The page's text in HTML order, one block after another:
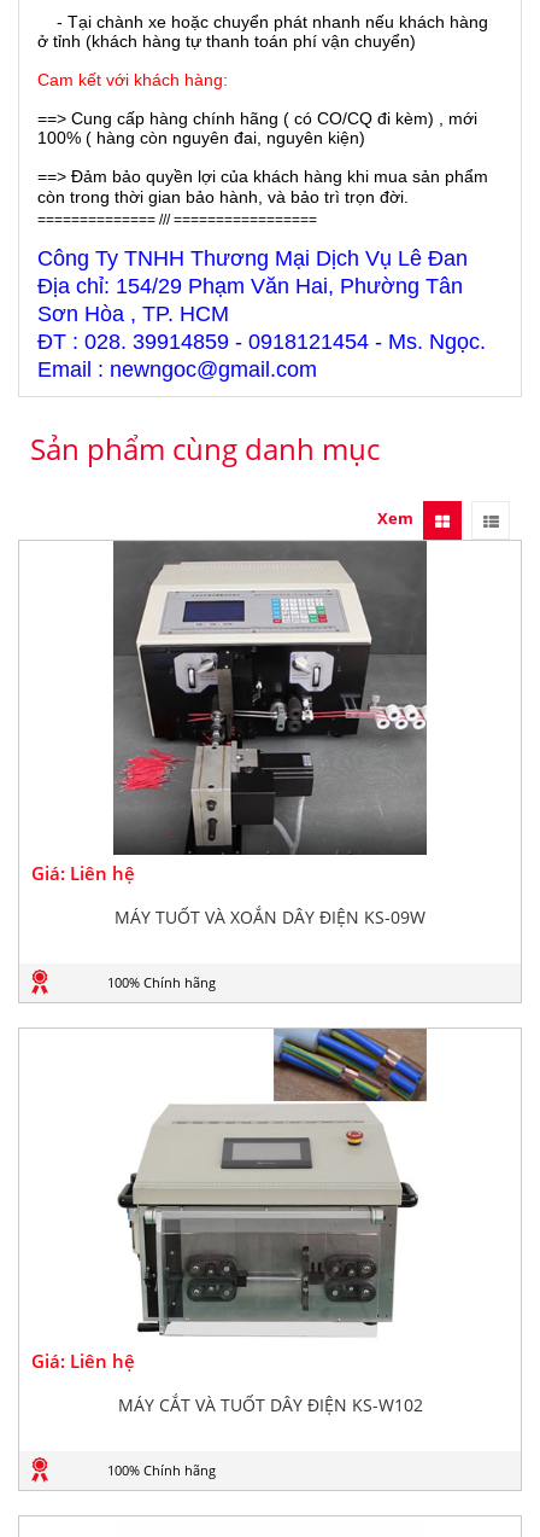
- Tại chành xe hoặc chuyển phát nhanh nếu khách hàng
ở tỉnh (khách hàng tự thanh toán phí vận chuyển)
Cam kết với khách hàng:
==> Cung cấp hàng chính hãng ( có CO/CQ đi kèm) , mới
100% ( hàng còn nguyên đai, nguyên kiện)
==> Đảm bảo quyền lợi của khách hàng khi mua sản phẩm
còn trong thời gian bảo hành, và bảo trì trọn đời.
============== /// =================
Công Ty TNHH Thương Mại Dịch Vụ Lê Đan
Địa chỉ: 154/29 Phạm Văn Hai, Phường Tân
Sơn Hòa , TP. HCM
ĐT : 028. 39914859 - 0918121454 - Ms. Ngọc.
Email : newngoc@gmail.com
Sản phẩm cùng danh mục
Xem
Giá: Liên hệ
MÁY TUỐT VÀ XOẮN DÂY ĐIỆN KS-09W
100% Chính hãng
Giá: Liên hệ
MÁY CẮT VÀ TUỐT DÂY ĐIỆN KS-W102
100% Chính hãng